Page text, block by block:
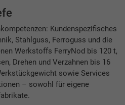
Kundenspezifisches
Stahlguss, Ferroguss und die
Werkstoffs FerryNod bis 120 t,
Drehen und Verzahnen bis 16
sowie Services
– sowohl für eigene